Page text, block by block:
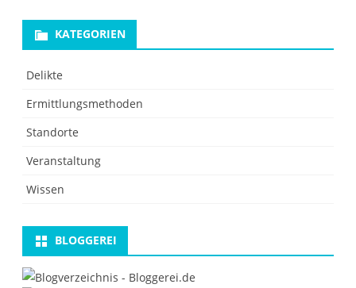
KATEGORIEN
Delikte
Ermittlungsmethoden
Standorte
Veranstaltung
Wissen
BLOGGEREI